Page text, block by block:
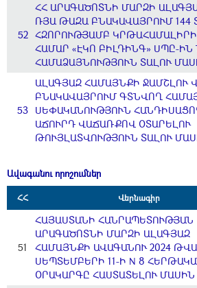
52
ՀՀ ԱՐԱԳԱԾՈՏՆԻ ՄԱՐԶԻ
ՌՅԱ ԹԱԶԱ ԲՆԱԿԱՎԱՅՐՈՒՄ 144
ՀԶՈՐՈՒԹՅԱՄԲ
ՀԱՄԱՐ «ԷԿՈ ԲԻԼԴԻՆԳ» ՍՊԸ-
ՀԱՄԱՁԱՅՆՈՒԹՅՈՒՆ ՏԱԼՈՒ
53
ԱԼԱԳՅԱԶ ՀԱՄԱՅՆՔԻ ՋԱՄՇԼՈՒ
ԲՆԱԿԱՎԱՅՐՈՒՄ ԳՏՆՎՈՂ
ՍԵՓԱԿԱՆՈՒԹՅՈՒՆ
ԱՃՈՒՐԴ ՎԱՃԱՌՔՈՎ ՕՏԱՐԵԼՈՒ
ԹՈՒՅԼԱՏՎՈՒԹՅՈՒՆ ՏԱԼՈՒ
Ավագանու որոշումներ
ՀՀ Վերնագիր
51
ՀԱՅԱՍՏԱՆԻ ՀԱՆՐԱՊԵՏՈՒԹՅԱՆ
ԱՐԱԳԱԾՈՏՆԻ ՄԱՐԶԻ ԱԼԱԳՅԱԶ
ՀԱՄԱՅՆՔԻ ԱՎԱԳԱՆՈՒ 2024
ՍԵՊՏԵՄԲԵՐԻ 11-Ի N 8
ՕՐԱԿԱՐԳԸ ՀԱՍՏԱՏԵԼՈՒ ՄԱՍԻՆ